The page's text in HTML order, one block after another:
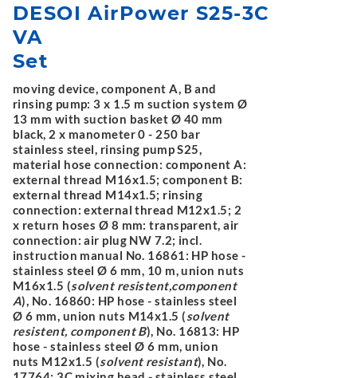
DESOI AirPower S25-3C
VA
Set
moving device, component A, B and
rinsing pump: 3 x 1.5 m suction system Ø
13 mm with suction basket Ø 40 mm
black, 2 x manometer 0 - 250 bar
stainless steel, rinsing pump S25,
material hose connection: component A:
external thread M16x1.5; component B:
external thread M14x1.5; rinsing
connection: external thread M12x1.5; 2
x return hoses Ø 8 mm: transparent, air
connection: air plug NW 7.2; incl.
instruction manual No. 16861: HP hose -
stainless steel Ø 6 mm, 10 m, union nuts
M16x1.5 (solvent resistent,component
A), No. 16860: HP hose - stainless steel
Ø 6 mm, union nuts M14x1.5 ( solvent
resistent, component B), No. 16813: HP
hose - stainless steel Ø 6 mm, union
nuts M12x1.5 (solvent resistant), No.